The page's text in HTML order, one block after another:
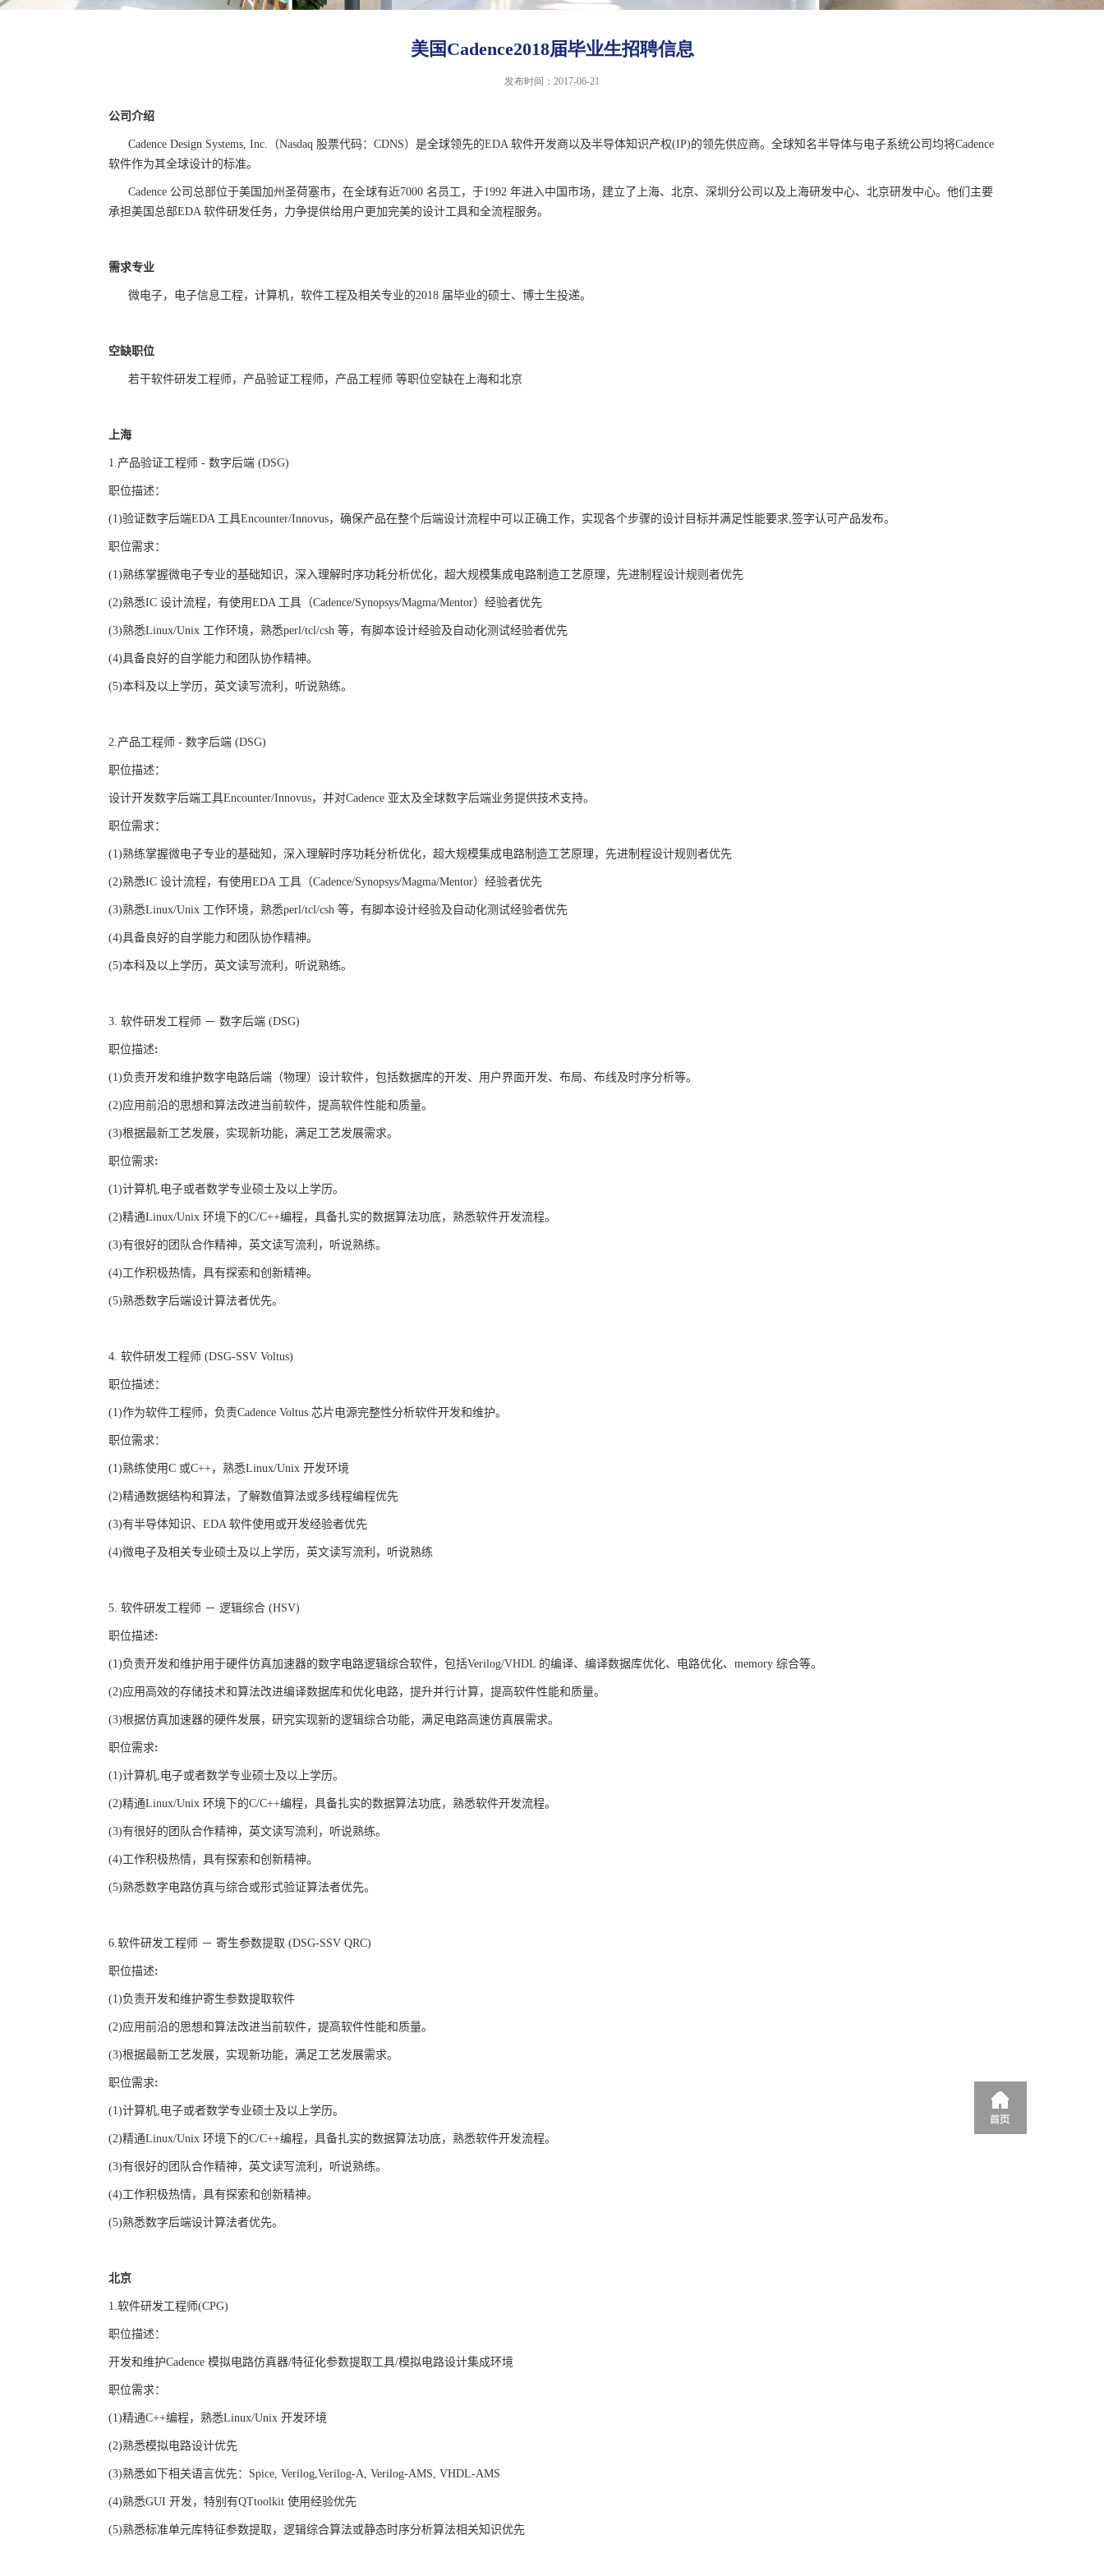
美国Cadence2018届毕业生招聘信息
发布时间：2017-06-21
公司介绍
Cadence Design Systems, Inc. （Nasdaq 股票代码： CDNS）是全球领先的EDA 软件开发商以及半导体知识产权(IP)的领先供应商。全球知名半导体与电子系统公司均将Cadence
软件作为其全球设计的标准。
Cadence 公司总部位于美国加州圣荷塞市，在全球有近7000 名员工，于1992 年进入中国市场，建立了上海、北京、深圳分公司以及上海研发中心、北京研发中心。他们主要
承担美国总部EDA 软件研发任务，力争提供给用户更加完美的设计工具和全流程服务。
需求专业
微电子，电子信息工程，计算机，软件工程及相关专业的2018 届毕业的硕士、博士生投递。
空缺职位
若干软件研发工程师，产品验证工程师，产品工程师 等职位空缺在上海和北京
上海
1.产品验证工程师 - 数字后端 (DSG)
职位描述：
(1)验证数字后端EDA 工具Encounter/Innovus，确保产品在整个后端设计流程中可以正确工作，实现各个步骤的设计目标并满足性能要求,签字认可产品发布。
职位需求：
(1)熟练掌握微电子专业的基础知识，深入理解时序功耗分析优化，超大规模集成电路制造工艺原理，先进制程设计规则者优先
(2)熟悉IC 设计流程，有使用EDA 工具（Cadence/Synopsys/Magma/Mentor）经验者优先
(3)熟悉Linux/Unix 工作环境，熟悉perl/tcl/csh 等，有脚本设计经验及自动化测试经验者优先
(4)具备良好的自学能力和团队协作精神。
(5)本科及以上学历，英文读写流利，听说熟练。
2.产品工程师 - 数字后端 (DSG)
职位描述：
设计开发数字后端工具Encounter/Innovus，并对Cadence 亚太及全球数字后端业务提供技术支持。
职位需求：
(1)熟练掌握微电子专业的基础知，深入理解时序功耗分析优化，超大规模集成电路制造工艺原理，先进制程设计规则者优先
(2)熟悉IC 设计流程，有使用EDA 工具（Cadence/Synopsys/Magma/Mentor）经验者优先
(3)熟悉Linux/Unix 工作环境，熟悉perl/tcl/csh 等，有脚本设计经验及自动化测试经验者优先
(4)具备良好的自学能力和团队协作精神。
(5)本科及以上学历，英文读写流利，听说熟练。
3. 软件研发工程师 － 数字后端 (DSG)
职位描述:
(1)负责开发和维护数字电路后端（物理）设计软件，包括数据库的开发、用户界面开发、布局、布线及时序分析等。
(2)应用前沿的思想和算法改进当前软件，提高软件性能和质量。
(3)根据最新工艺发展，实现新功能，满足工艺发展需求。
职位需求:
(1)计算机,电子或者数学专业硕士及以上学历。
(2)精通Linux/Unix 环境下的C/C++编程，具备扎实的数据算法功底，熟悉软件开发流程。
(3)有很好的团队合作精神，英文读写流利，听说熟练。
(4)工作积极热情，具有探索和创新精神。
(5)熟悉数字后端设计算法者优先。
4. 软件研发工程师 (DSG-SSV Voltus)
职位描述：
(1)作为软件工程师，负责Cadence Voltus 芯片电源完整性分析软件开发和维护。
职位需求：
(1)熟练使用C 或C++，熟悉Linux/Unix 开发环境
(2)精通数据结构和算法，了解数值算法或多线程编程优先
(3)有半导体知识、 EDA 软件使用或开发经验者优先
(4)微电子及相关专业硕士及以上学历，英文读写流利，听说熟练
5. 软件研发工程师 － 逻辑综合 (HSV)
职位描述:
(1)负责开发和维护用于硬件仿真加速器的数字电路逻辑综合软件，包括Verilog/VHDL 的编译、编译数据库优化、电路优化、 memory 综合等。
(2)应用高效的存储技术和算法改进编译数据库和优化电路，提升并行计算，提高软件性能和质量。
(3)根据仿真加速器的硬件发展，研究实现新的逻辑综合功能，满足电路高速仿真展需求。
职位需求:
(1)计算机,电子或者数学专业硕士及以上学历。
(2)精通Linux/Unix 环境下的C/C++编程，具备扎实的数据算法功底，熟悉软件开发流程。
(3)有很好的团队合作精神，英文读写流利，听说熟练。
(4)工作积极热情，具有探索和创新精神。
(5)熟悉数字电路仿真与综合或形式验证算法者优先。
6.软件研发工程师 － 寄生参数提取 (DSG-SSV QRC)
职位描述:
(1)负责开发和维护寄生参数提取软件
(2)应用前沿的思想和算法改进当前软件，提高软件性能和质量。
(3)根据最新工艺发展，实现新功能，满足工艺发展需求。
职位需求:
(1)计算机,电子或者数学专业硕士及以上学历。
(2)精通Linux/Unix 环境下的C/C++编程，具备扎实的数据算法功底，熟悉软件开发流程。
(3)有很好的团队合作精神，英文读写流利，听说熟练。
(4)工作积极热情，具有探索和创新精神。
(5)熟悉数字后端设计算法者优先。
北京
1.软件研发工程师(CPG)
职位描述：
开发和维护Cadence 模拟电路仿真器/特征化参数提取工具/模拟电路设计集成环境
职位需求：
(1)精通C++编程，熟悉Linux/Unix 开发环境
(2)熟悉模拟电路设计优先
(3)熟悉如下相关语言优先： Spice, Verilog,Verilog-A, Verilog-AMS, VHDL-AMS
(4)熟悉GUI 开发，特别有QTtoolkit 使用经验优先
(5)熟悉标准单元库特征参数提取，逻辑综合算法或静态时序分析算法相关知识优先